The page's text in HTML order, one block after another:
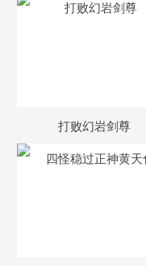
打败幻岩剑尊